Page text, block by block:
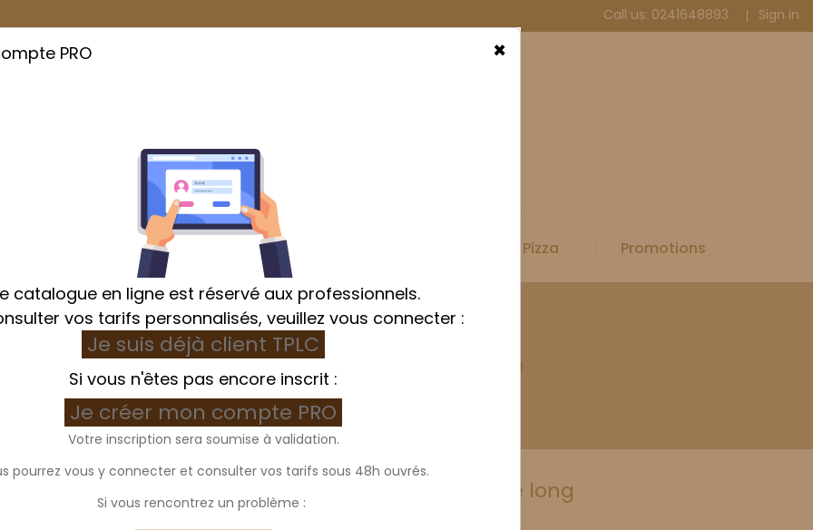
Call us: 0241648893 Sign in
Emballage Hygiène et Textile Spécial Pizza Promotions
Ustensile de préparation Spatule souple 36cm manche long
Spatule souple 36cm manche long
×
PRO
catalogue en ligne est réservé aux professionnels.
vos tarifs personnalisés, veuillez vous connecter :
Je suis déjà client TPLC
Si vous n'êtes pas encore inscrit :
Je créer mon compte PRO
Votre inscription sera soumise à validation.
pourrez vous y connecter et consulter vos tarifs sous 48h ouvrés.
Si vous rencontrez un problème :